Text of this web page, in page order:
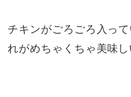
チキンがごろごろ入っ
れがめちゃくちゃ美味し